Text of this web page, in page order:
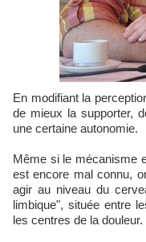
En modifiant la perception de la douleur, l'hypnose va permettre
de mieux la supporter,
une certaine autonomie.
Même si le mécanisme
est encore mal connu,
agir au niveau du
limbique", située entre
les centres de la douleur.